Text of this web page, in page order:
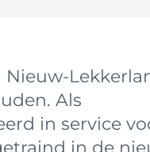
Als
in service
in de